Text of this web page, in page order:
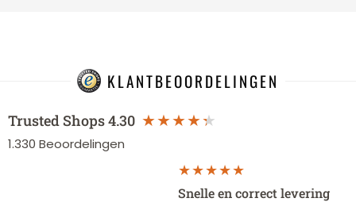
KLANTBEOORDELINGEN
Trusted Shops4.30
1.330 Beoordelingen
Snelle en correct levering